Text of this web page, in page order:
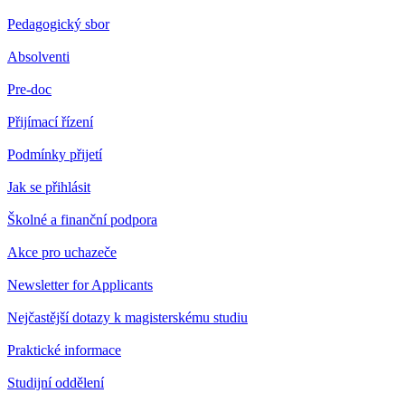
Pedagogický sbor
Absolventi
Pre-doc
Přijímací řízení
Podmínky přijetí
Jak se přihlásit
Školné a finanční podpora
Akce pro uchazeče
Newsletter for Applicants
Nejčastější dotazy k magisterskému studiu
Praktické informace
Studijní oddělení